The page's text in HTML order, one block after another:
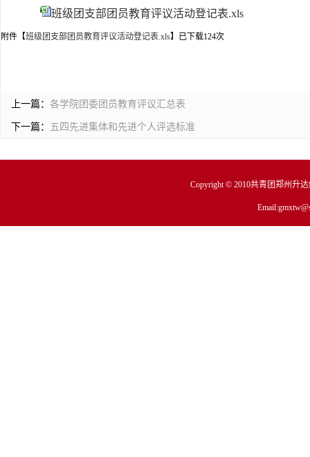
班级团支部团员教育评议活动登记表.xls
附件【班级团支部团员教育评议活动登记表.xls】已下载124次
上一篇： 各学院团委团员教育评议汇总表
下一篇： 五四先进集体和先进个人评选标准
Copyright © 2010共青团郑州升